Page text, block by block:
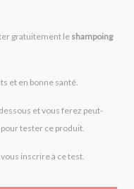
gratuitement le shampoing
et en bonne santé.
et vous ferez peut-
pour tester ce produit.
inscrire à ce test.